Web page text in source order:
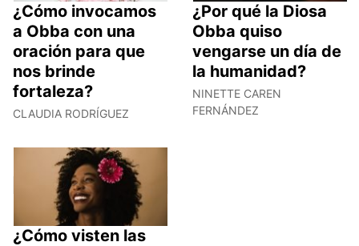
¿Cómo invocamos
a Obba con una
oración para que
nos brinde
fortaleza?
CLAUDIA RODRÍGUEZ
¿Por qué la Diosa
Obba quiso
vengarse un día de
la humanidad?
NINETTE CAREN
FERNÁNDEZ
¿Cómo visten las